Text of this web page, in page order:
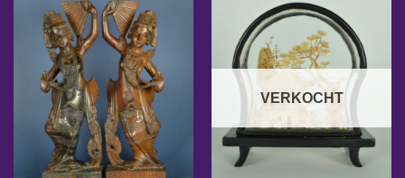
VERKOCHT